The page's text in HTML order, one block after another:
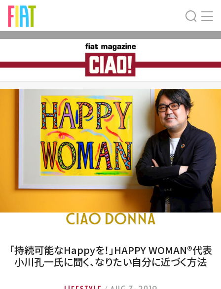
「持続可能なHappyを！」HAPPY WOMAN®代表
小川孔一氏に聞く、なりたい自分に近づく方法